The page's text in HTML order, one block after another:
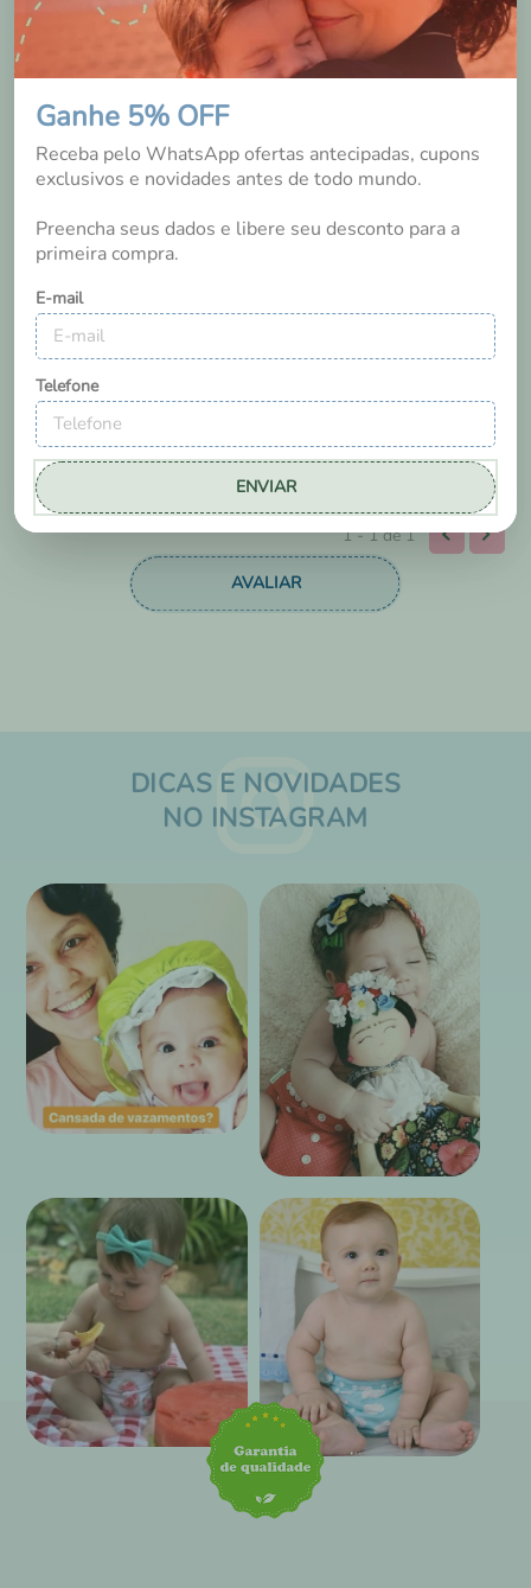
Ganhe 5% OFF
Receba pelo WhatsApp ofertas antecipadas, cupons
exclusivos e novidades antes de todo mundo.
Preencha seus dados e libere seu desconto para a
primeira compra.
E-mail
Telefone
ENVIAR
bastante. Confesso q me arrependo de não ter escolhido
mais desse. Mas para o bebê em si nao vejo q sinta
diferença dos outros tipos. O conforto interno é igual as
Sim, recomendaria a um amigo
Essa avaliação foi útil? 0 0
1 - 1de 1
DICAS E NOVIDADES
NO INSTAGRAM